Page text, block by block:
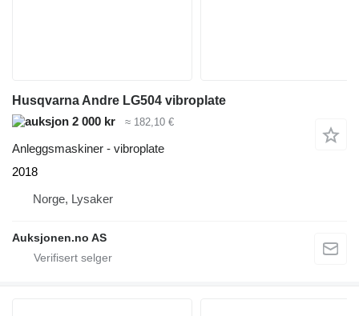
Husqvarna Andre LG504 vibroplate
2 000 kr
≈ 182,10 €
Anleggsmaskiner - vibroplate
2018
Norge, Lysaker
Auksjonen.no AS